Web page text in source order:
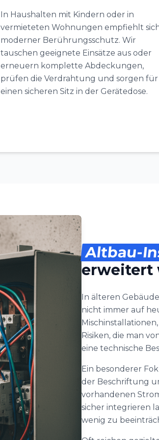
In Haushalten mit Kindern oder in
vermieteten Wohnungen empfiehlt
moderner Berührungsschutz. Wir
tauschen geeignete Einsätze aus oder
erneuern komplette Abdeckungen,
prüfen die Verdrahtung und sorgen für
einen sicheren Sitz in der Gerätedose.
Altbau-
erweitert
In älteren
nicht immer auf
Risiken, die man
eine technische
Ein besonderer
der Beschriftung
vorhandenen
sicher integrieren
wenig zu